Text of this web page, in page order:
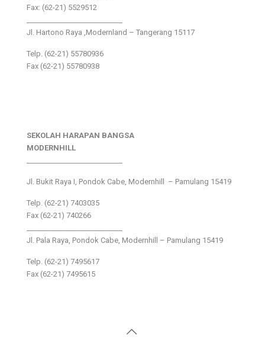
Fax: (62-21) 5529512
Jl. Hartono Raya ,Modernland – Tangerang 15117
Telp. (62-21) 55780936
Fax (62-21) 55780938
SEKOLAH HARAPAN BANGSA
MODERNHILL
Jl. Bukit Raya I, Pondok Cabe, Modernhill – Pamulang 15419
Telp. (62-21) 7403035
Fax (62-21) 740266
Jl. Pala Raya, Pondok Cabe, Modernhill – Pamulang 15419
Telp. (62-21) 7495617
Fax (62-21) 7495615